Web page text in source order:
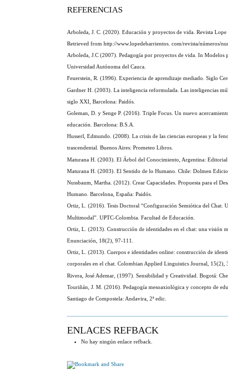
REFERENCIAS
Arboleda, J. C. (2020). Educación y proyectos de vida. Revista Lope
Retrieved from http://www.lopedebarrientos. com/revista/números/
Arboleda, J.C (2007). Pedagogía por proyectos de vida. In Modelos
Universidad Autónoma del Cauca.
Feuerstein, R. (1996). Experiencia de aprendizaje mediado. Siglo
Gardner H. (2003). La inteligencia reformulada. Las inteligencias
siglo XXI, Barcelona: Paidós.
Goleman, D. y Senge P. (2016). Triple Focus. Un nuevo
educación. Barcelona: B.S.A.
Husserl, Edmundo. (2008). La crisis de las ciencias europeas y la
trascendental. Buenos Aires: Prometeo Libros.
Maturana H. (2003). El Árbol del Conocimiento, Argentina: Editorial
Maturana H. (2003). El Sentido de lo Humano. Chile: Dolmen
Nussbaum, Martha. (2012). Crear Capacidades. Propuesta para el
Humano. Barcelona, España: Paidós.
Ortiz, L. (2016). Tesis Doctoral “Configuración Semiótica del Chat.
Multimodal”. UPTC-Colombia. Facultad de Educación.
Ortiz, L. (2013). Construcción de identidades en el chat: una visión
Enunciación, 18(2), 97-111.
Ortiz, L. (2013). Cuerpos e identidades online: construcción de
corporales en el chat. Colombian Applied Linguistics Journal, 15(2),
Rivera, José Ademar, (1997). Sensibilidad y Creatividad. Bogotá:
Touriñán, J. M. (2016). Pedagogía mesoaxiológica y concepto de
Santiago de Compostela: Andavira, 2ª edic.
ENLACES REFBACK
No hay ningún enlace refback.